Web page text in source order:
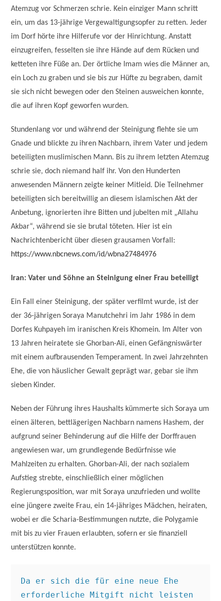
Atemzug vor Schmerzen schrie. Kein einziger Mann schritt
ein, um das 13-jährige Vergewaltigungsopfer zu retten. Jeder
im Dorf hörte ihre Hilferufe vor der Hinrichtung. Anstatt
einzugreifen, fesselten sie ihre Hände auf dem Rücken und
ketteten ihre Füße an. Der örtliche Imam wies die Männer an,
ein Loch zu graben und sie bis zur Hüfte zu begraben, damit
sie sich nicht bewegen oder den Steinen ausweichen konnte,
die auf ihren Kopf geworfen wurden.
Stundenlang vor und während der Steinigung flehte sie um
Gnade und blickte zu ihren Nachbarn, ihrem Vater und jedem
beteiligten muslimischen Mann. Bis zu ihrem letzten Atemzug
schrie sie, doch niemand half ihr. Von den Hunderten
anwesenden Männern zeigte keiner Mitleid. Die Teilnehmer
beteiligten sich bereitwillig an diesem islamischen Akt der
Anbetung, ignorierten ihre Bitten und jubelten mit „Allahu
Akbar“, während sie sie brutal töteten. Hier ist ein
Nachrichtenbericht über diesen grausamen Vorfall:
https://www.nbcnews.com/id/wbna27484976
Iran: Vater und Söhne an Steinigung einer Frau beteiligt
Ein Fall einer Steinigung, der später verfilmt wurde, ist der
der 36-jährigen Soraya Manutchehri im Jahr 1986 in dem
Dorfes Kuhpayeh im iranischen Kreis Khomein. Im Alter von
13 Jahren heiratete sie Ghorban-Ali, einen Gefängniswärter
mit einem aufbrausenden Temperament. In zwei Jahrzehnten
Ehe, die von häuslicher Gewalt geprägt war, gebar sie ihm
sieben Kinder.
Neben der Führung ihres Haushalts kümmerte sich Soraya um
einen älteren, bettlägerigen Nachbarn namens Hashem, der
aufgrund seiner Behinderung auf die Hilfe der Dorffrauen
angewiesen war, um grundlegende Bedürfnisse wie
Mahlzeiten zu erhalten. Ghorban-Ali, der nach sozialem
Aufstieg strebte, einschließlich einer möglichen
Regierungsposition, war mit Soraya unzufrieden und wollte
eine jüngere zweite Frau, ein 14-jähriges Mädchen, heiraten,
wobei er die Scharia-Bestimmungen nutzte, die Polygamie
mit bis zu vier Frauen erlaubten, sofern er sie finanziell
unterstützen konnte.
Da er sich die für eine neue Ehe
erforderliche Mitgift nicht leisten